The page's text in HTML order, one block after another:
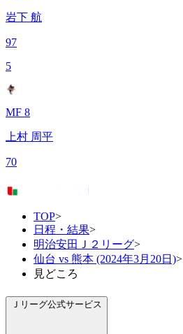
岩下 航
97
5
MF 8
上村 周平
70
TOP>
日程・結果>
明治安田Ｊ２リーグ>
仙台 vs 熊本 (2024年3月20日)>
見どころ
Ｊリーグ公式サービス